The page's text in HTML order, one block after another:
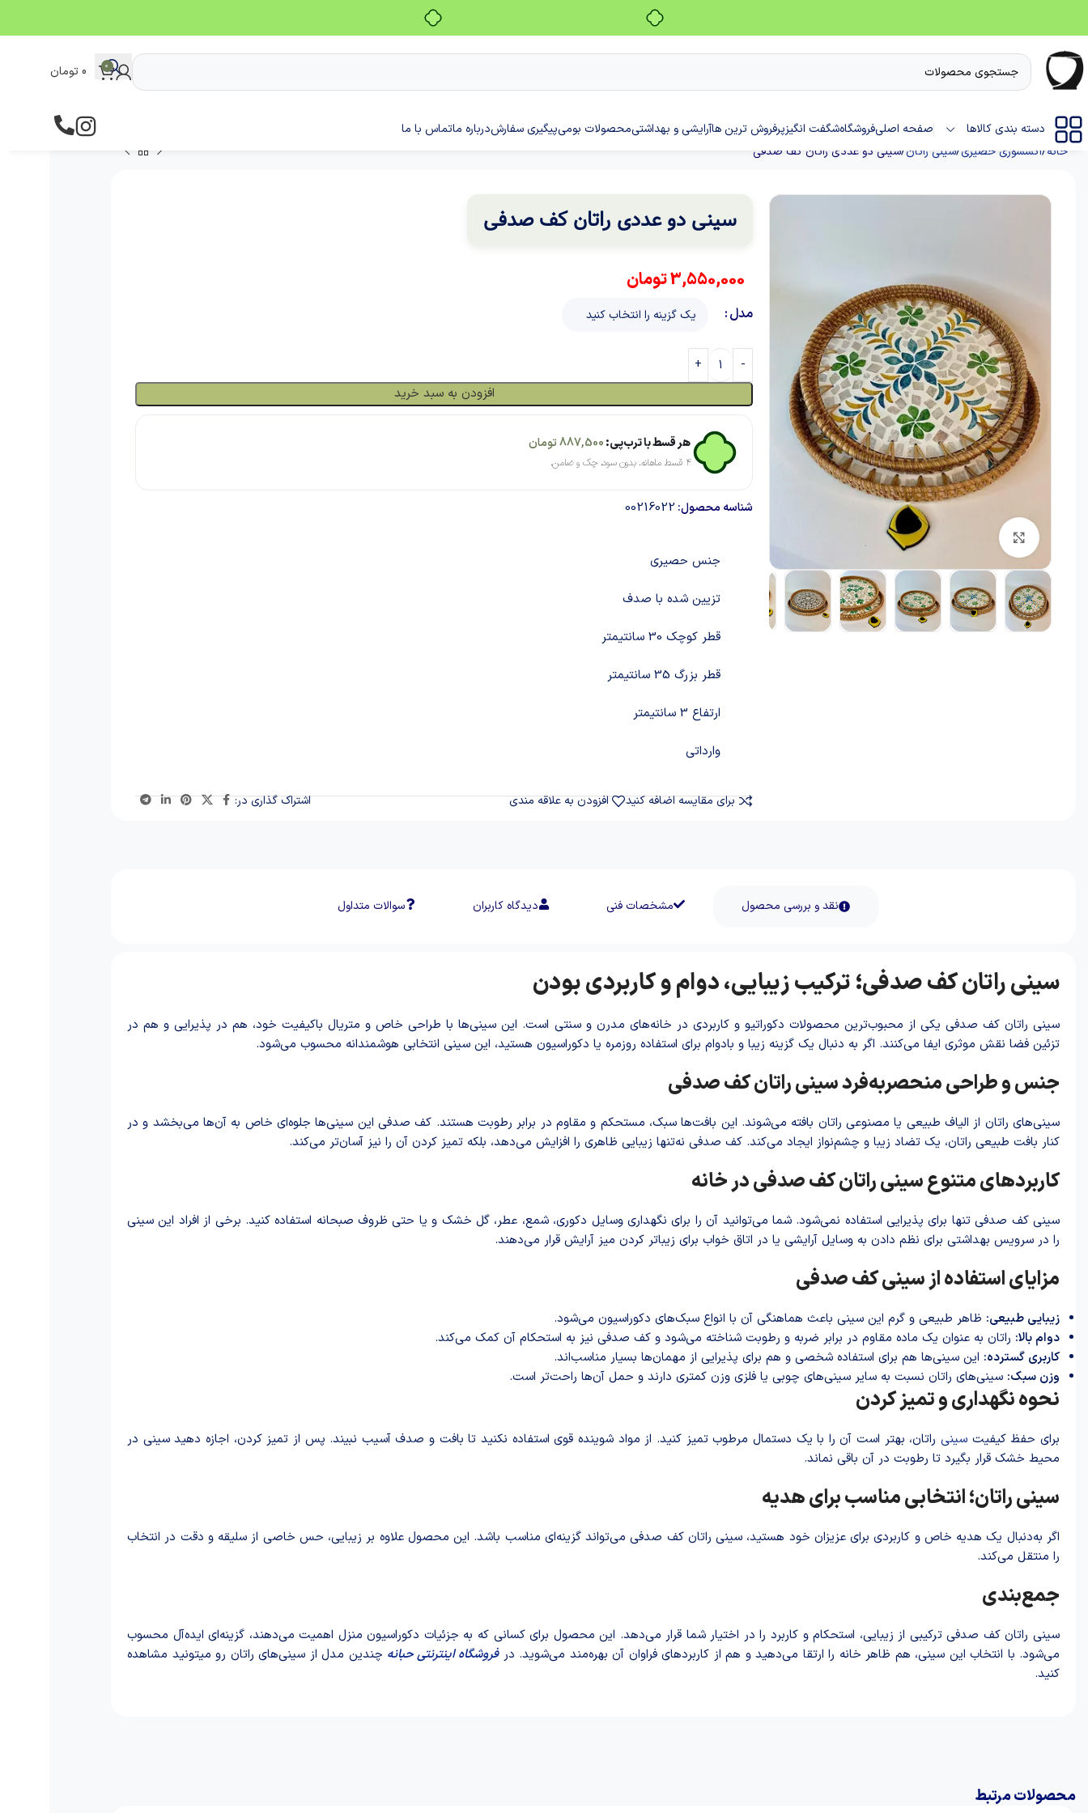
0
0 تومان
دسته بندی کالاها صفحه اصلیفروشگاهشگفت انگیزپرفروش ترین هاآرایشی و بهداشتیمحصولات بومیپیگیری سفارشدرباره ماتماس با ما
خانه اکسسوری حصیری سینی راتان سینی دو عددی راتان کف صدفی
برای بزرگنمایی کلیک کنید
سینی دو عددی راتان کف صدفی
3,550,000تومان
مدل
افزودن به سبد خرید
هر قسط با ترب‌پی:887,500تومان
۴ قسط ماهانه. بدون سود، چک و ضامن.
شناسه محصول: 00216022
جنس حصیری
تزیین شده با صدف
قطر کوچک 30 سانتیمتر
قطر بزرگ 35 سانتیمتر
ارتفاع 3 سانتیمتر
وارداتی
برای مقایسه اضافه کنید افزودن به علاقه مندی اشتراک گذاری در:
نقد و بررسی محصول مشخصات فنی دیدگاه کاربران سوالات متداول
سینی راتان کف صدفی؛ ترکیب زیبایی، دوام و کاربردی بودن
سینی راتان کف صدفی یکی از محبوب‌ترین محصولات دکوراتیو و کاربردی در خانه‌های مدرن و سنتی است. این سینی‌ها با طراحی خاص و متریال باکیفیت خود، هم در پذیرایی و هم در
تزئین فضا نقش موثری ایفا می‌کنند. اگر به دنبال یک گزینه زیبا و بادوام برای استفاده روزمره یا دکوراسیون هستید، این سینی انتخابی هوشمندانه محسوب می‌شود.
جنس و طراحی منحصربه‌فرد سینی راتان کف صدفی
سینی‌های راتان از الیاف طبیعی یا مصنوعی راتان بافته می‌شوند. این بافت‌ها سبک، مستحکم و مقاوم در برابر رطوبت هستند. کف صدفی این سینی‌ها جلوه‌ای خاص به آن‌ها می‌بخشد و در
کنار بافت طبیعی راتان، یک تضاد زیبا و چشم‌نواز ایجاد می‌کند. کف صدفی نه‌تنها زیبایی ظاهری را افزایش می‌دهد، بلکه تمیز کردن آن را نیز آسان‌تر می‌کند.
کاربردهای متنوع سینی راتان کف صدفی در خانه
سینی کف صدفی تنها برای پذیرایی استفاده نمی‌شود. شما می‌توانید آن را برای نگهداری وسایل دکوری، شمع، عطر، گل خشک و یا حتی ظروف صبحانه استفاده کنید. برخی از افراد این سینی
را در سرویس بهداشتی برای نظم دادن به وسایل آرایشی یا در اتاق خواب برای زیباتر کردن میز آرایش قرار می‌دهند.
مزایای استفاده از سینی کف صدفی
زیبایی طبیعی: ظاهر طبیعی و گرم این سینی باعث هماهنگی آن با انواع سبک‌های دکوراسیون می‌شود.
دوام بالا: راتان به عنوان یک ماده مقاوم در برابر ضربه و رطوبت شناخته می‌شود و کف صدفی نیز به استحکام آن کمک می‌کند.
کاربری گسترده: این سینی‌ها هم برای استفاده شخصی و هم برای پذیرایی از مهمان‌ها بسیار مناسب‌اند.
وزن سبک: سینی‌های راتان نسبت به سایر سینی‌های چوبی یا فلزی وزن کمتری دارند و حمل آن‌ها راحت‌تر است.
نحوه نگهداری و تمیز کردن
برای حفظ کیفیت سینیراتان، بهتر است آن را با یک دستمال مرطوب تمیز کنید. از مواد شوینده قوی استفاده نکنید تا بافت و صدف آسیب نبیند. پس از تمیز کردن، اجازه دهید سینی در
محیط خشک قرار بگیرد تا رطوبت در آن باقی نماند.
سینی راتان؛ انتخابی مناسب برای هدیه
اگر به‌دنبال یک هدیه خاص و کاربردی برای عزیزان خود هستید، سینی راتان کف صدفی می‌تواند گزینه‌ای مناسب باشد. این محصول علاوه بر زیبایی، حس خاصی از سلیقه و دقت در انتخاب
را منتقل می‌کند.
جمع‌بندی
سینی راتان کف صدفی ترکیبی از زیبایی، استحکام و کاربرد را در اختیار شما قرار می‌دهد. این محصول برای کسانی که به جزئیات دکوراسیون منزل اهمیت می‌دهند، گزینه‌ای ایده‌آل محسوب
می‌شود. با انتخاب این سینی، هم ظاهر خانه را ارتقا می‌دهید و هم از کاربردهای فراوان آن بهره‌مند می‌شوید. درفروشگاه اینترنتی حبانه چندین مدل از سینی‌های راتان رو میتونید مشاهده
کنید.
محصولات مرتبط